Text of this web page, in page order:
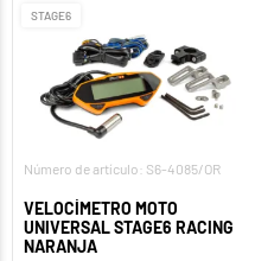
STAGE6
Número de artículo: S6-4085/OR
VELOCÍMETRO MOTO
UNIVERSAL STAGE6 RACING
NARANJA